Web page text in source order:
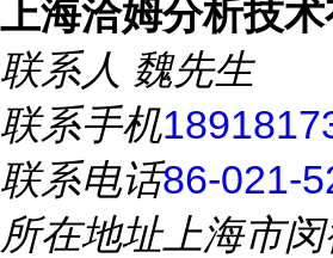
上海洽姆分析技术
联系人 魏先生
联系手机
联系电话86-021-
所在地址上海市